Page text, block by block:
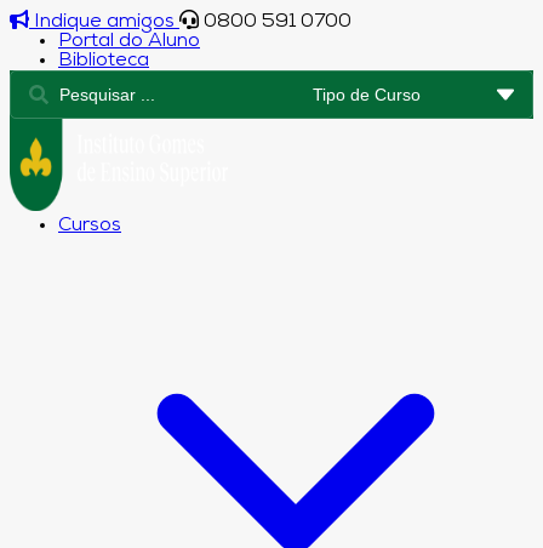
Indique amigos
0800 591 0700
Portal do Aluno
Biblioteca
Cursos